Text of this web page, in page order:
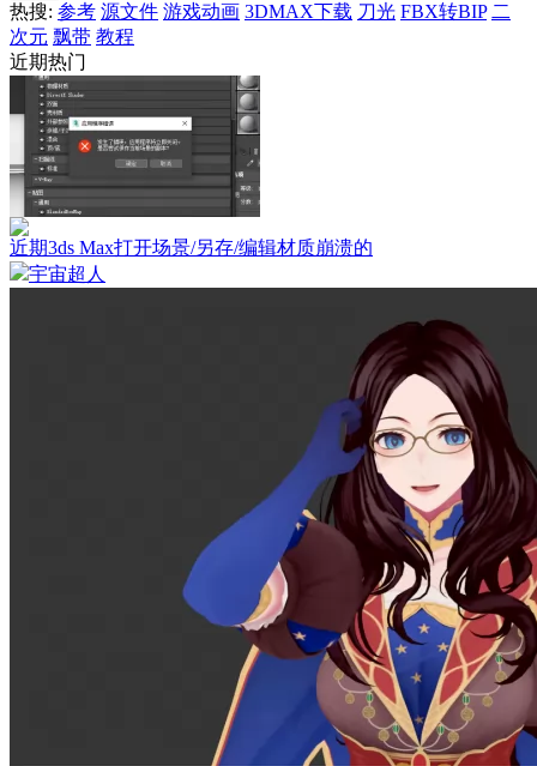
热搜: 参考 源文件 游戏动画 3DMAX下载 刀光 FBX转BIP 二
次元 飘带 教程
近期热门
近期3ds Max打开场景/另存/编辑材质崩溃的
宇宙超人